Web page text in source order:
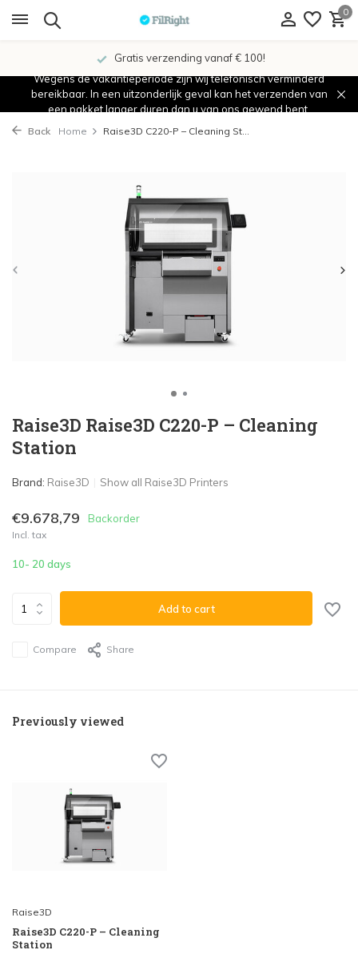
0
Gratis verzending vanaf € 100!
Wegens de vakantieperiode zijn wij telefonisch verminderd
bereikbaar. In een uitzonderlijk geval kan het verzenden van
een pakket langer duren dan u van ons gewend bent.
Back Home Raise3D C220-P – Cleaning St...
Raise3D Raise3D C220-P – Cleaning
Station
Brand: Raise3D Show all Raise3D Printers
€9.678,79 Backorder
Incl. tax
10- 20 days
Add to cart
Compare Share
Previously viewed
Raise3D
Raise3D C220-P – Cleaning
Station